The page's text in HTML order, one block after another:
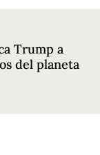
Trump a
del planeta